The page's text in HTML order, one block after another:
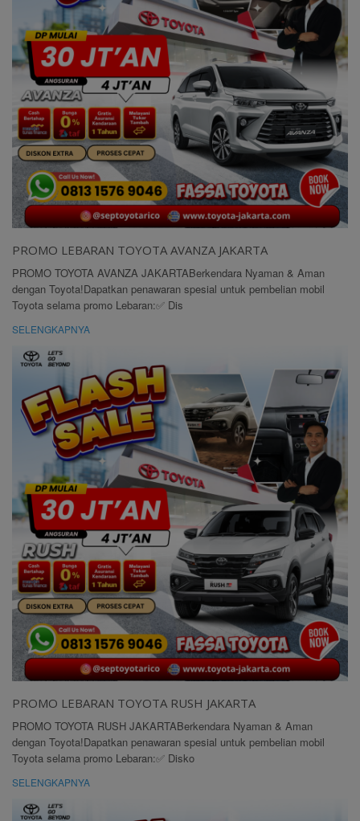
PROMO LEBARAN TOYOTA AVANZA JAKARTA
PROMO TOYOTA AVANZA JAKARTABerkendara Nyaman & Aman
dengan Toyota!Dapatkan penawaran spesial untuk pembelian mobil
Toyota selama promo Lebaran:✅ Dis
SELENGKAPNYA
PROMO LEBARAN TOYOTA RUSH JAKARTA
PROMO TOYOTA RUSH JAKARTABerkendara Nyaman & Aman
dengan Toyota!Dapatkan penawaran spesial untuk pembelian mobil
Toyota selama promo Lebaran:✅ Disko
SELENGKAPNYA